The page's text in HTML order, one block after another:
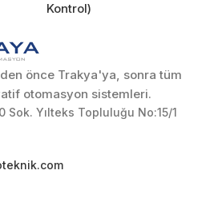
Kontrol)
önce Trakya'ya, sonra tüm
otomasyon sistemleri.
Sok. Yılteks Topluluğu No:15/1